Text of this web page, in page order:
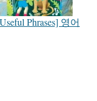
Phrases] 영어